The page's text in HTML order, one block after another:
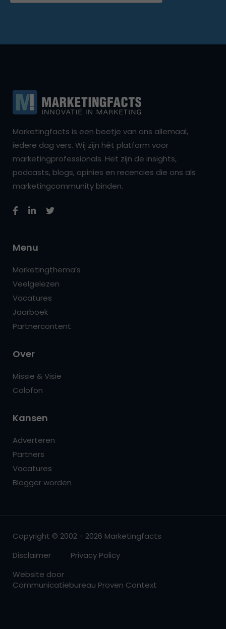
Marketingfacts is een beetje van ons allemaal,
iedere dag vers. Wij zijn hét platform voor
marketingprofessionals. Het zijn de insights,
podcasts, blogs, opinies en recencies die ons als
marketingcommunity binden.
Menu
Marketingthema’s
Veelgelezen
Vacatures
Jaarboek
Partnercontent
Over
Missie & Visie
Colofon
Kansen
Adverteren
Partners
Vacatures
Blogger worden
Copyright © 2002 - 2026 Marketingfacts
Disclaimer
Privacy Policy
Website door
Communicatiebureau Proven Context